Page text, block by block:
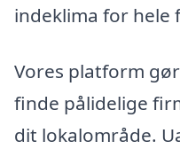
indeklima for hele
Vores platform
finde pålidelige
dit lokalområde.